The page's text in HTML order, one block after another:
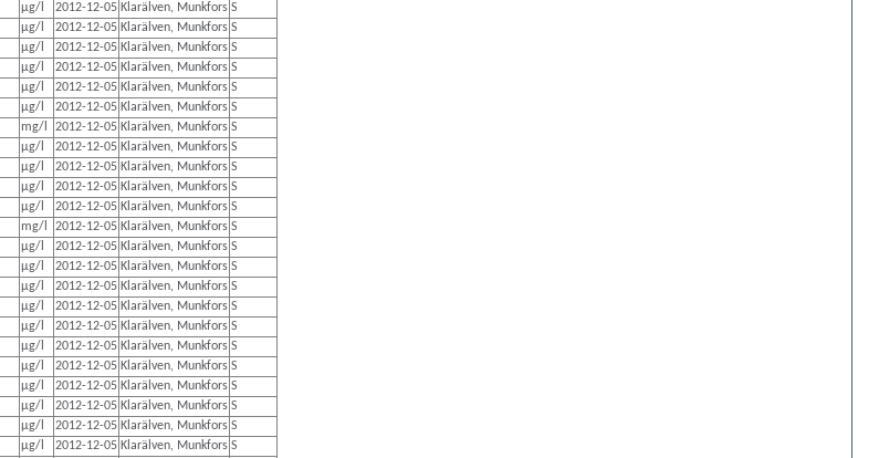
µg/l 2012-12-05 Klarälven, Munkfors S
µg/l 2012-12-05 Klarälven, Munkfors S
µg/l 2012-12-05 Klarälven, Munkfors S
µg/l 2012-12-05 Klarälven, Munkfors S
µg/l 2012-12-05 Klarälven, Munkfors S
µg/l 2012-12-05 Klarälven, Munkfors S
mg/l 2012-12-05 Klarälven, Munkfors S
µg/l 2012-12-05 Klarälven, Munkfors S
µg/l 2012-12-05 Klarälven, Munkfors S
µg/l 2012-12-05 Klarälven, Munkfors S
µg/l 2012-12-05 Klarälven, Munkfors S
mg/l 2012-12-05 Klarälven, Munkfors S
µg/l 2012-12-05 Klarälven, Munkfors S
µg/l 2012-12-05 Klarälven, Munkfors S
µg/l 2012-12-05 Klarälven, Munkfors S
µg/l 2012-12-05 Klarälven, Munkfors S
µg/l 2012-12-05 Klarälven, Munkfors S
µg/l 2012-12-05 Klarälven, Munkfors S
µg/l 2012-12-05 Klarälven, Munkfors S
µg/l 2012-12-05 Klarälven, Munkfors S
µg/l 2012-12-05 Klarälven, Munkfors S
µg/l 2012-12-05 Klarälven, Munkfors S
µg/l 2012-12-05 Klarälven, Munkfors S